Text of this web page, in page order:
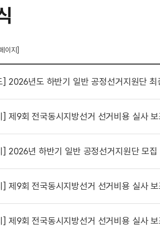
이지]
] 2026년도 하반기 일반 공정선거지원단 최
] 제9회 전국동시지방선거 선거비용 실사
] 2026년 하반기 일반 공정선거지원단 모집
] 제9회 전국동시지방선거 선거비용 실사
] 제9회 전국동시지방선거 선거비용 실사